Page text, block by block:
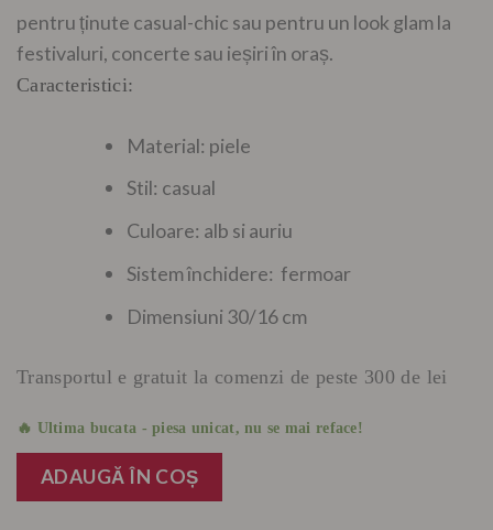
pentru ținute casual-chic sau pentru un look glam la
festivaluri, concerte sau ieșiri în oraș.
Caracteristici:
Material: piele
Stil: casual
Culoare: alb si auriu
Sistem închidere: fermoar
Dimensiuni 30/16 cm
Transportul e gratuit la comenzi de peste 300 de lei
🔥 Ultima bucata - piesa unicat, nu se mai reface!
ADAUGĂ ÎN COȘ